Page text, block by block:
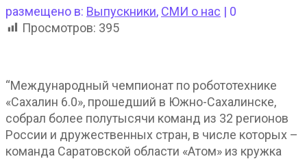
размещено в: Выпускники, СМИ о нас | 0
Просмотров: 395
“Международный чемпионат по робототехнике
«Сахалин 6.0», прошедший в Южно-Сахалинске,
собрал более полутысячи команд из 32 регионов
России и дружественных стран, в числе которых –
команда Саратовской области «Атом» из кружка